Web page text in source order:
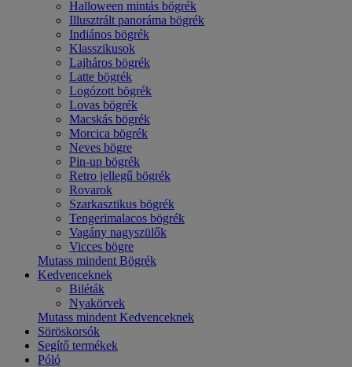
Halloween mintás bögrék
Illusztrált panoráma bögrék
Indiános bögrék
Klasszikusok
Lajháros bögrék
Latte bögrék
Logózott bögrék
Lovas bögrék
Macskás bögrék
Morcica bögrék
Neves bögre
Pin-up bögrék
Retro jellegű bögrék
Rovarok
Szarkasztikus bögrék
Tengerimalacos bögrék
Vagány nagyszülők
Vicces bögre
Mutass mindent Bögrék
Kedvenceknek
Biléták
Nyakörvek
Mutass mindent Kedvenceknek
Söröskorsók
Segítő termékek
Póló